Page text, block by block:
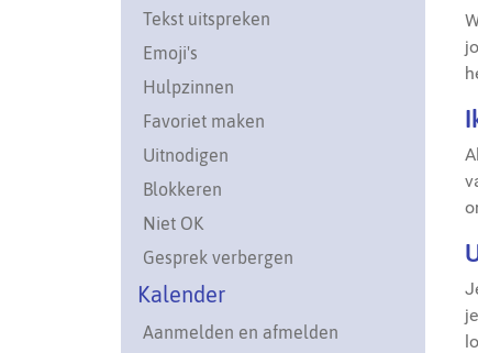
Tekst uitspreken
Emoji's
Hulpzinnen
Favoriet maken
Uitnodigen
Blokkeren
Niet OK
Gesprek verbergen
Kalender
Aanmelden en afmelden